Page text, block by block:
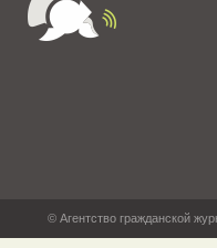
© Агентство гражданской